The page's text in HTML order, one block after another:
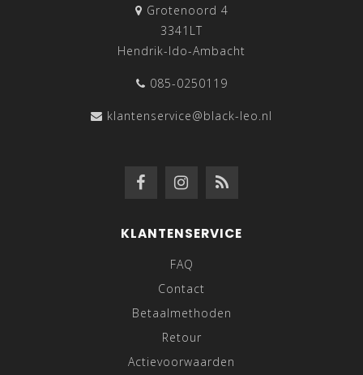
Grotenoord 4
3341LT
Hendrik-Ido-Ambacht
085-0250119
klantenservice@black-leo.nl
KLANTENSERVICE
FAQ
Contact
Betaalmethoden
Retour
Actievoorwaarden